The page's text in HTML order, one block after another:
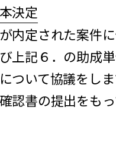
決定
内定された案件
上記６．の助成
ついて協議をし
認書の提出をも